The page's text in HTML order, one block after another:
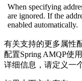
When specifying
are ignored. If the
enabled automatically.
有关支持的更多属性
配置Spring AMQP使
详细信息，请定义一